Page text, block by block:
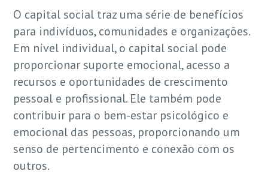
O capital social traz uma série de benefícios
para indivíduos, comunidades e organizações.
Em nível individual, o capital social pode
proporcionar suporte emocional, acesso a
recursos e oportunidades de crescimento
pessoal e profissional. Ele também pode
contribuir para o bem-estar psicológico e
emocional das pessoas, proporcionando um
senso de pertencimento e conexão com os
outros.